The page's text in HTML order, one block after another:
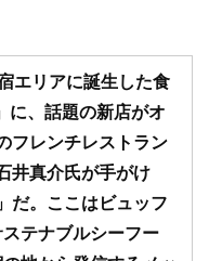
エリアに誕生した食
に、話題の新店がオ
フレンチレストラン
井真介氏が手がけ
だ。ここはビュッフ
テナブルシーフー